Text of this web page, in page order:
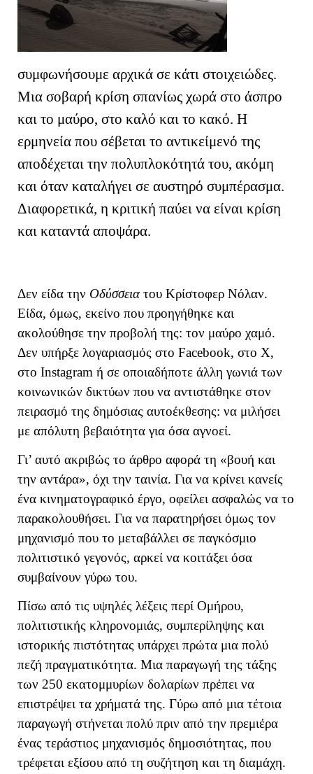
συμφωνήσουμε αρχικά σε κάτι στοιχειώδες.
Μια σοβαρή κρίση σπανίως χωρά στο άσπρο
και το μαύρο, στο καλό και το κακό. Η
ερμηνεία που σέβεται το αντικείμενό της
αποδέχεται την πολυπλοκότητά του, ακόμη
και όταν καταλήγει σε αυστηρό συμπέρασμα.
Διαφορετικά, η κριτική παύει να είναι κρίση
και καταντά αποψάρα.
Δεν είδα την Οδύσσειατου Κρίστοφερ Νόλαν.
Είδα, όμως, εκείνο που προηγήθηκε και
ακολούθησε την προβολή της: τον μαύρο χαμό.
Δεν υπήρξε λογαριασμός στο Facebook, στο X,
στο Instagram ή σε οποιαδήποτε άλλη γωνιά των
κοινωνικών δικτύων που να αντιστάθηκε στον
πειρασμό της δημόσιας αυτοέκθεσης: να μιλήσει
με απόλυτη βεβαιότητα για όσα αγνοεί.
Γι’ αυτό ακριβώς το άρθρο αφορά τη «βουή και
την αντάρα», όχι την ταινία. Για να κρίνει κανείς
ένα κινηματογραφικό έργο, οφείλει ασφαλώς να το
παρακολουθήσει. Για να παρατηρήσει όμως τον
μηχανισμό που το μεταβάλλει σε παγκόσμιο
πολιτιστικό γεγονός, αρκεί να κοιτάξει όσα
συμβαίνουν γύρω του.
Πίσω από τις υψηλές λέξεις περί Ομήρου,
πολιτιστικής κληρονομιάς, συμπερίληψης και
ιστορικής πιστότητας υπάρχει πρώτα μια πολύ
πεζή πραγματικότητα. Μια παραγωγή της τάξης
των 250 εκατομμυρίων δολαρίων πρέπει να
επιστρέψει τα χρήματά της. Γύρω από μια τέτοια
παραγωγή στήνεται πολύ πριν από την πρεμιέρα
ένας τεράστιος μηχανισμός δημοσιότητας, που
τρέφεται εξίσου από τη συζήτηση και τη διαμάχη.